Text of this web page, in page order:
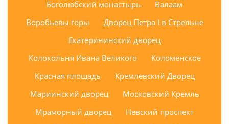
Боголюбский монастырь
Валаам
Воробьевы горы
Дворец Петра I в Стрельне
Екатерининский дворец
Колокольня Ивана Великого
Коломенское
Красная площадь
Кремлёвский Дворец
Мариинский дворец
Московский Кремль
Мраморный дворец
Невский проспект